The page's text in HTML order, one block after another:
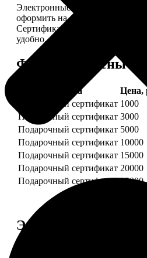
Электронные подарочные
оформить на сумму от 1 000 до
Сертификат вы сможете
удобно.
Форматы и цены
Услуга
Цена,
Подарочный сертификат 1000
Подарочный сертификат 3000
Подарочный сертификат 5000
Подарочный сертификат 10000
Подарочный сертификат 15000
Подарочный сертификат 20000
Подарочный сертификат 25000
Этапы работы